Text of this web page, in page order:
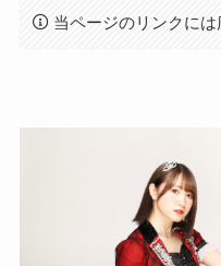
当ページのリンクには